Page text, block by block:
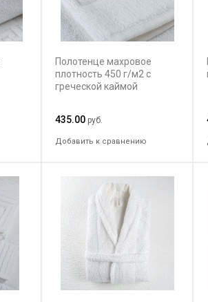
Полотенце махровое
плотность 450 г/м2 с
греческой каймой
435.00 руб.
Добавить к сравнению